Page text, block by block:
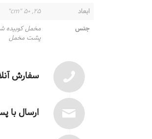
ابعاد
۲۵, ۵۰ "cm"
جنس
مخمل کوبیده
پشت مخمل
سفارش
ارسال با